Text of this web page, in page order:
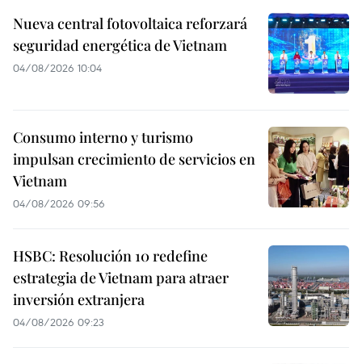
Nueva central fotovoltaica reforzará
seguridad energética de Vietnam
04/08/2026 10:04
Consumo interno y turismo
impulsan crecimiento de servicios en
Vietnam
04/08/2026 09:56
HSBC: Resolución 10 redefine
estrategia de Vietnam para atraer
inversión extranjera
04/08/2026 09:23